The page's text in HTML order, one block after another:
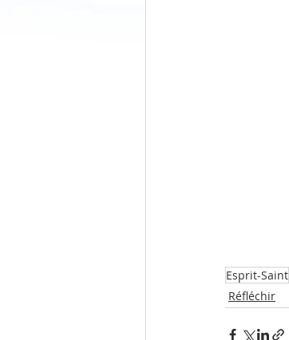
Esprit-Saint
Réfléchir